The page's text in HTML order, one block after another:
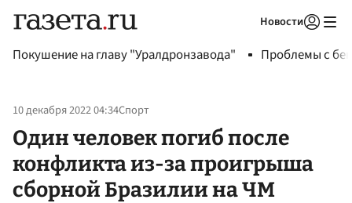
Новости
Покушение на главу "Уралдронзавода" Проблемы с
10 декабря 2022 04:34Спорт
Один человек погиб после
конфликта из-за проигрыша
сборной Бразилии на ЧМ